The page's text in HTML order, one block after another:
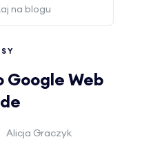
Google Web
Alicja Graczyk